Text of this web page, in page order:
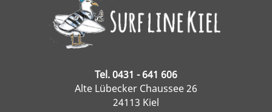
Tel. 0431 - 641 606
Alte Lübecker Chaussee 26
24113 Kiel